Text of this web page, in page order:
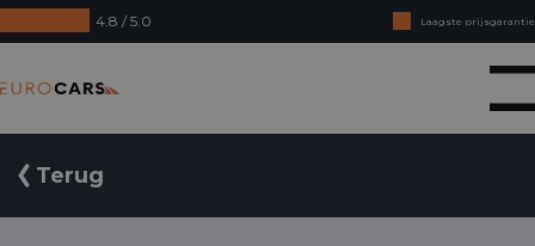
4.8 / 5.0
Laagste prijsgarantie
Online kopen, niet goed geld terug
Financial lease - Soepele acceptatie
Terug